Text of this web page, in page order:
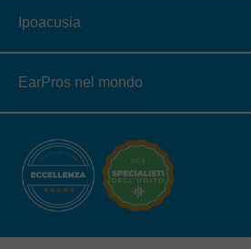
Ipoacusia
EarPros nel mondo